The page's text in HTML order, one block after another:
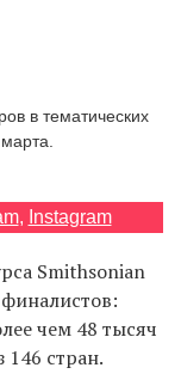
в тематических
, Instagram
Smithsonian
чем 48 тысяч
стран.